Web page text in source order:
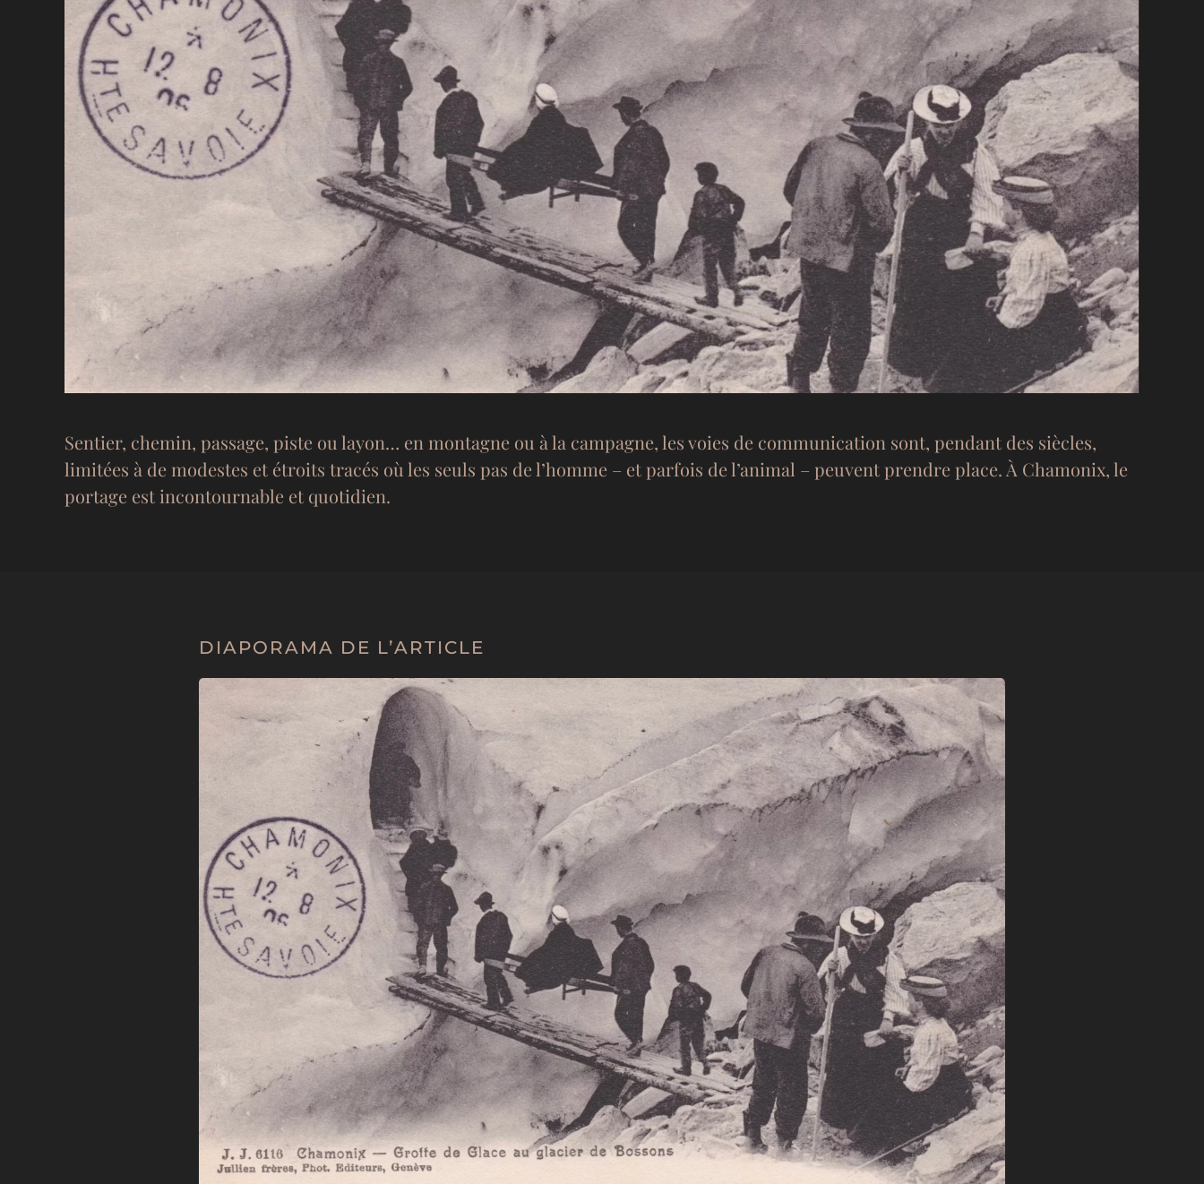
Sentier, chemin, passage, piste ou layon… en montagne ou à la campagne, les voies de communication sont, pendant des siècles,
limitées à de modestes et étroits tracés où les seuls pas de l’homme – et parfois de l’animal – peuvent prendre place. À Chamonix, le
portage est incontournable et quotidien.
DIAPORAMA DE L’ARTICLE